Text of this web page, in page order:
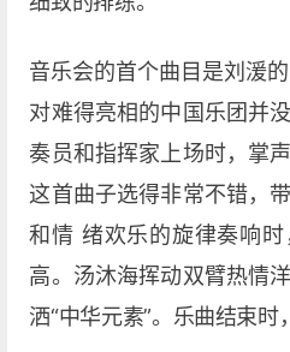
音乐会的首个曲目是刘湲
对难得亮相的中国乐团并
奏员和指挥家上场时，掌
这首曲子选得非常不错，
和情 绪欢乐的旋律奏响
高。汤沐海挥动双臂热情
洒“中华元素”。乐曲结束时